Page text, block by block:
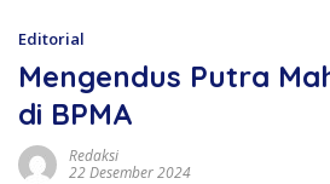
Editorial
Mengendus Putra
di BPMA
Redaksi
22 Desember 2024